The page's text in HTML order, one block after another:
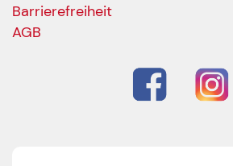
Barrierefreiheit
AGB